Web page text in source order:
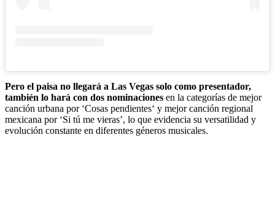
Pero el paisa no llegará a Las Vegas solo como presentador,
también lo hará con dos nominaciones en la categorías de mejor
canción urbana por ‘Cosas pendientes‘ y mejor canción regional
mexicana por ‘Si tú me vieras’, lo que evidencia su versatilidad y
evolución constante en diferentes géneros musicales.